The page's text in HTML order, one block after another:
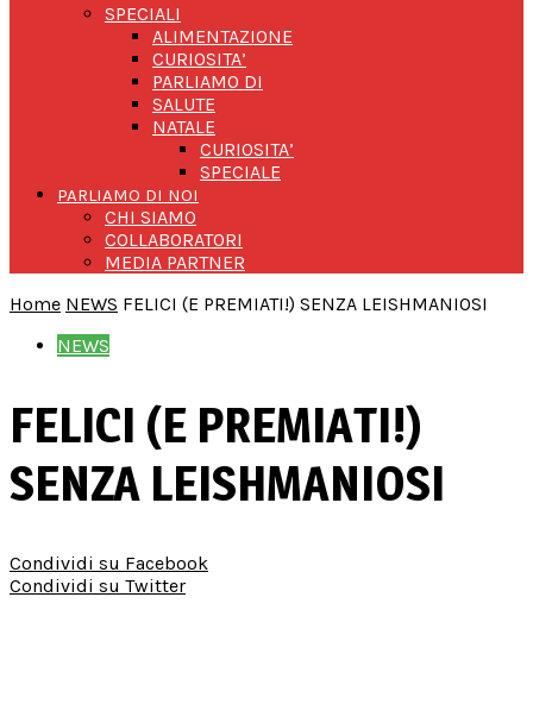
SPECIALI
ALIMENTAZIONE
CURIOSITA’
PARLIAMO DI
SALUTE
NATALE
CURIOSITA’
SPECIALE
PARLIAMO DI NOI
CHI SIAMO
COLLABORATORI
MEDIA PARTNER
Home NEWS FELICI (E PREMIATI!) SENZA LEISHMANIOSI
NEWS
FELICI (E PREMIATI!)
SENZA LEISHMANIOSI
Condividi su Facebook
Condividi su Twitter